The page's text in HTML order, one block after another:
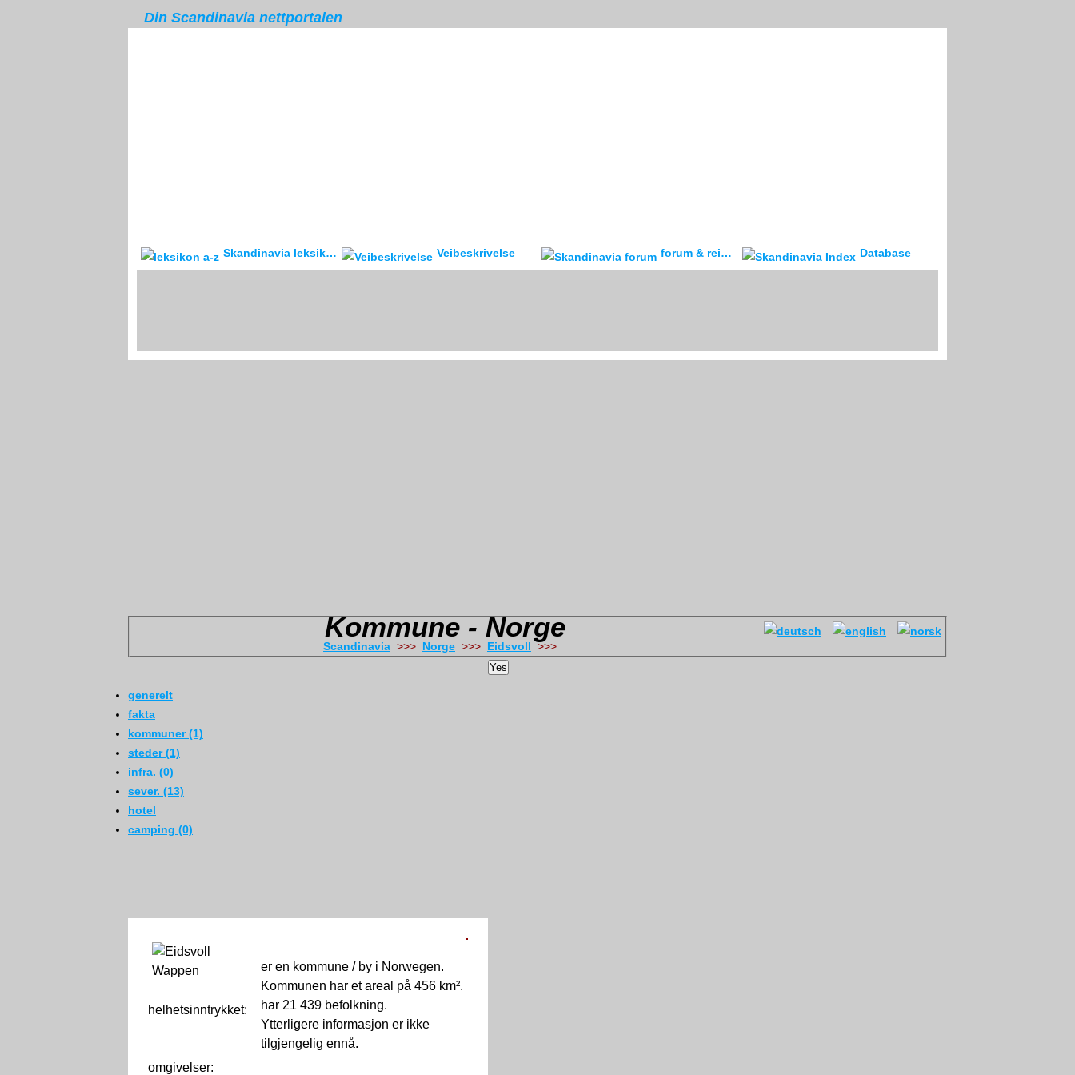
Din Scandinavia nettportalen
Skandinavia leksikon Veibeskrivelse forum & reisebrev Database
Kommune - Norge
Scandinavia >>> Norge >>> Eidsvoll
generelt
fakta
kommuner (1)
steder (1)
infra. (0)
sever. (13)
hotel
camping (0)
helhetsinntrykket:
omgivelser:
er en kommune / by i Norwegen.
Kommunen har et areal på 456 km².
har 21 439 befolkning.
Ytterligere informasjon er ikke
tilgjengelig ennå.
Yes